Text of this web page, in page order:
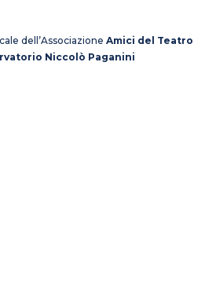
dell’Associazione Amici del Teatro
Niccolò Paganini